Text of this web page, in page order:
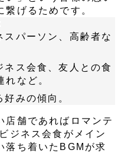
げるためです。
スパーソン、高齢者な
ネス会食、友人との食
など。
みの傾向。
店舗であればロマンテ
ジネス会食がメイン
落ち着いたBGMが求